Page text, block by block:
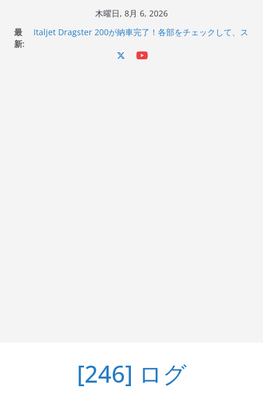
木曜日, 8月 6, 2026
最
新:
Italjet Dragster 200が納車完了！各部をチェックして、ス
[246] ログ